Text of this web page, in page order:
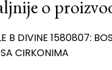
o
B DIVINE 1580807:
CIRKONIMA